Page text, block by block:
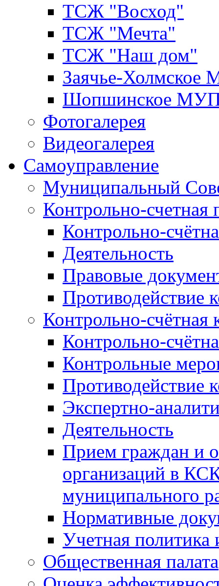
ТСЖ "Восход"
ТСЖ "Мечта"
ТСЖ "Наш дом"
Заячье-
Шопшинское
Фотогалерея
Видеогалерея
Самоуправление
Муниципальный
Контрольно-счетная
Контрольно-
Деятельность
Правовые
Противодействие
Контрольно-счётная
Контрольно-
Контрольные
Противодействие
Экспертно-
Деятельность
Прием граждан и
организаций в
муниципального
Нормативные
Учетная политика
Общественная палата